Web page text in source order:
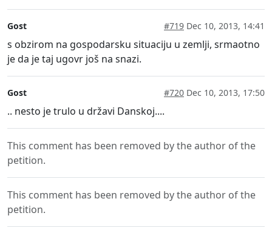
Gost #719 Dec 10, 2013, 14:41
s obzirom na gospodarsku situaciju u zemlji, srmaotno
je da je taj ugovr još na snazi.
Gost #720 Dec 10, 2013, 17:50
.. nesto je trulo u državi Danskoj....
This comment has been removed by the author of the
petition.
This comment has been removed by the author of the
petition.